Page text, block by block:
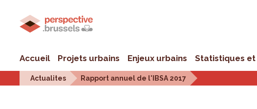
Accueil Projets urbains Enjeux urbains Statistiques et
Actualites Rapport annuel de l'IBSA 2017